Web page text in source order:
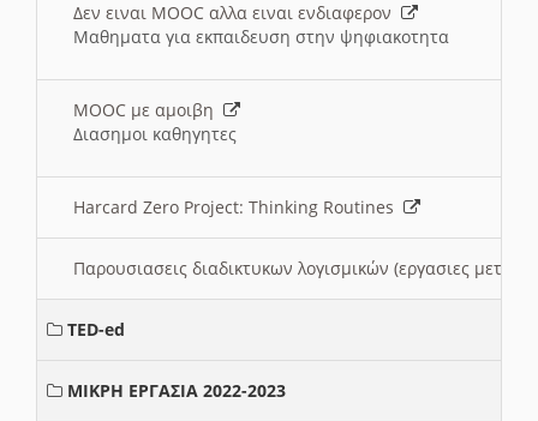
Δεν ειναι MOOC αλλα ειναι ενδιαφερον
Μαθηματα για εκπαιδευση στην ψηφιακοτητα
MOOC με αμοιβη
Διασημοι καθηγητες
Harcard Zero Project: Thinking Routines
Παρουσιασεις διαδικτυκων λογισμικών (εργασιες
TED-ed
ΜΙΚΡΗ ΕΡΓΑΣΙΑ 2022-2023